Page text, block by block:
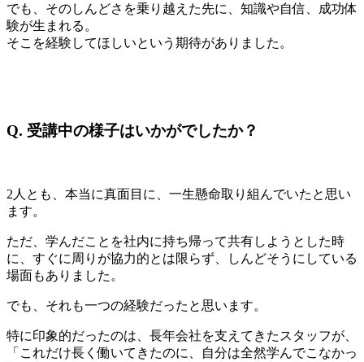
でも、そのしんどさを乗り越えた先に、知識や自信、成功体
験が生まれる。
そこを経験してほしいという期待がありました。
Q. 受講中の様子はいかがでしたか？
2人とも、本当に真面目に、一生懸命取り組んでいたと思い
ます。
ただ、学んだことを社内に持ち帰って共有しようとした時
に、すぐに周りが協力的とは限らず、しんどそうにしている
場面もありました。
でも、それも一つの経験だったと思います。
特に印象的だったのは、長年会社を支えてきたスタッフが、
「これだけ長く働いてきたのに、自分は全然学んでこなかっ